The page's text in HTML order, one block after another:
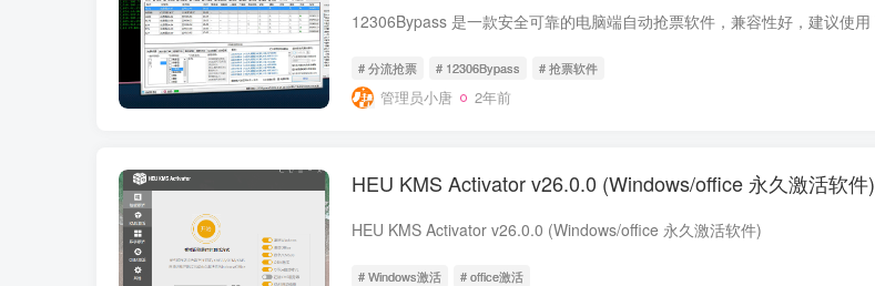
# 分流抢票 # 12306Bypass # 抢票软件
管理员小唐 2年前
HEU KMS Activator v26.0.0 (Windows/office 永久激活软件)
HEU KMS Activator v26.0.0 (Windows/office 永久激活软件)
# Windows激活 # office激活